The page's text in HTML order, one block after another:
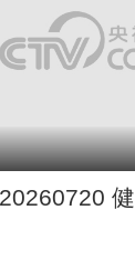
20260720